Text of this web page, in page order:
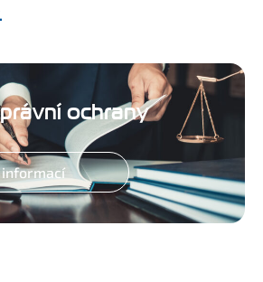
ochrany
informací